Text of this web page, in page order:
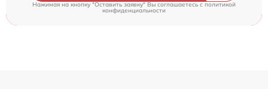
Нажимая на кнопку "Оставить заявку" Вы соглашаетесь c политикой
конфиденциальности